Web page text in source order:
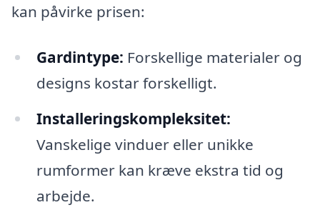
kan påvirke prisen:
Gardintype: Forskellige materialer og
designs kostar forskelligt.
Installeringskompleksitet:
Vanskelige vinduer eller unikke
rumformer kan kræve ekstra tid og
arbejde.